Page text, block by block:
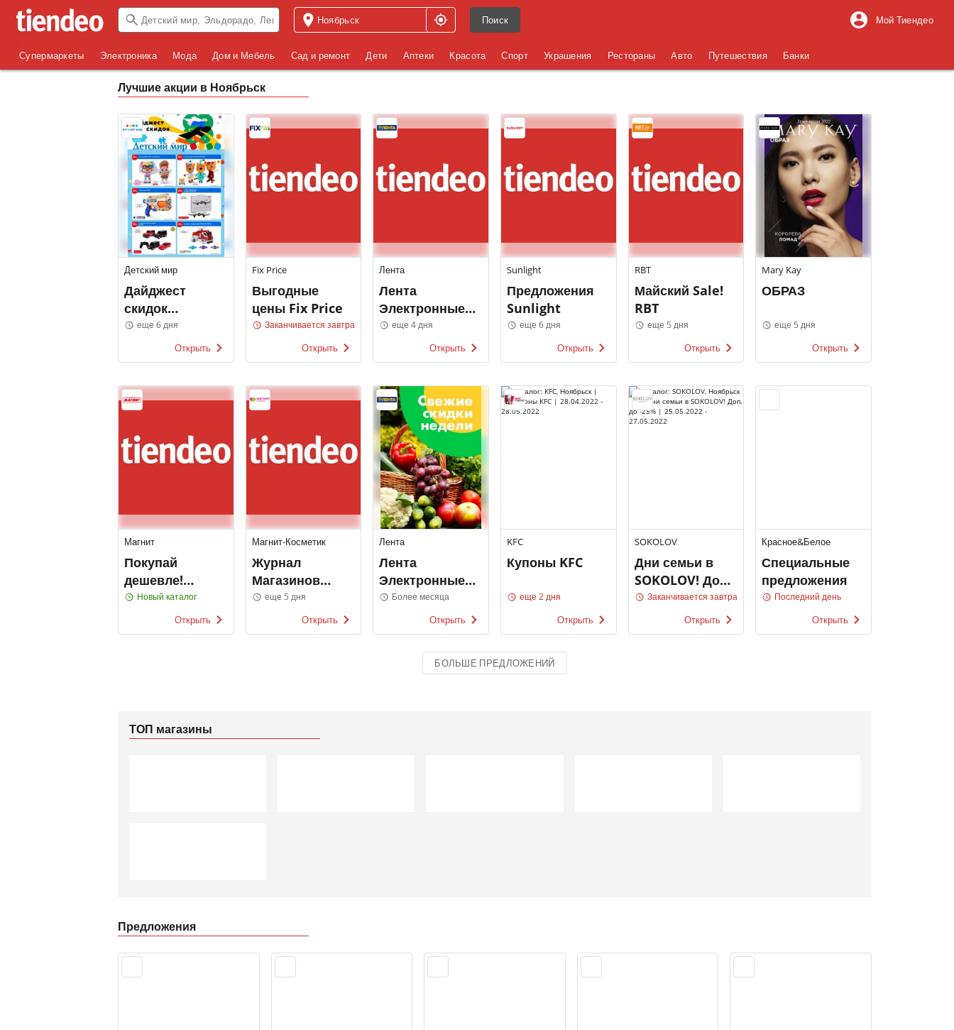
Поиск Мой Тиендео
Супермаркеты Электроника Мода Дом и Мебель Сад и ремонт Дети Аптеки Красота Спорт Украшения Рестораны Авто Путешествия Банки
Лучшие акции в Ноябрьск
Детский мир
Дайджест
скидок
Детский мир
еще 6 дня
Открыть
Fix Price
Выгодные
цены Fix Price
Заканчивается завтра
Открыть
Лента
Лента
Электронные
каталоги
еще 4 дня
Открыть
Sunlight
Предложения
Sunlight
еще 6 дня
Открыть
RBT
Майский Sale!
RBT
еще 5 дня
Открыть
Mary Kay
ОБРАЗ
еще 5 дня
Открыть
Магнит
Покупай
дешевле!
Магнит
Новый каталог
Открыть
Магнит-Косметик
Журнал
Магазинов
Магнит
Косметик
еще 5 дня
Открыть
Лента
Лента
Электронные
каталоги
Более месяца
Открыть
KFC
Купоны KFC
еще 2 дня
Открыть
SOKOLOV
Дни семьи в
SOKOLOV! Доп.
до -25%
Заканчивается завтра
Открыть
Красное&Белое
Специальные
предложения
Последний день
Открыть
БОЛЬШЕ ПРЕДЛОЖЕНИЙ
ТОП магазины
Предложения